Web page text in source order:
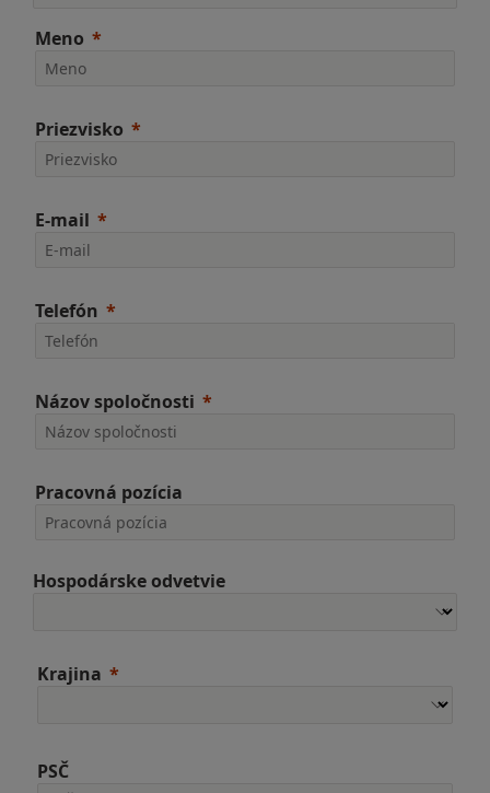
Meno
Priezvisko
E-mail
Telefón
Názov spoločnosti
Pracovná pozícia
Hospodárske odvetvie
Krajina
PSČ